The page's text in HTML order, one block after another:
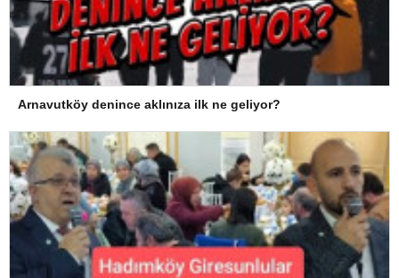
Arnavutköy denince aklınıza ilk ne geliyor?